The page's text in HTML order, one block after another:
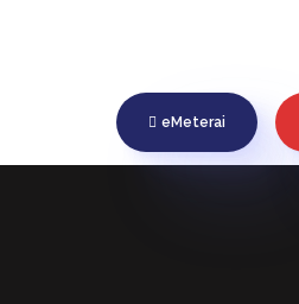
eMeterai